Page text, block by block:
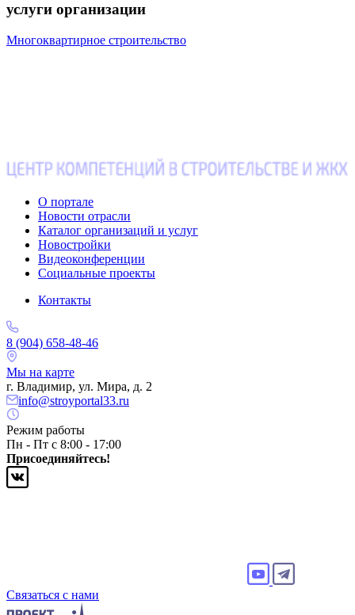
услуги организации
Многоквартирное строительство
О портале
Новости отрасли
Каталог организаций и услуг
Новостройки
Видеоконференции
Социальные проекты
Контакты
8 (904) 658-48-46
Мы на карте
г. Владимир, ул. Мира, д. 2
info@stroyportal33.ru
Режим работы
Пн - Пт с 8:00 - 17:00
Присоединяйтесь!
Связаться с нами